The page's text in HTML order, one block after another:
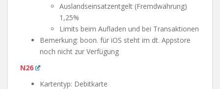
Auslandseinsatzentgelt (Fremdwährung)
1,25%
Limits beim Aufladen und bei Transaktionen
Bemerkung: boon. für iOS steht im dt. Appstore
noch nicht zur Verfügung
N26
Kartentyp: Debitkarte